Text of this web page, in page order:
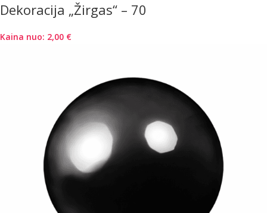
Dekoracija „Žirgas“ – 70
Kaina nuo: 2,00 €